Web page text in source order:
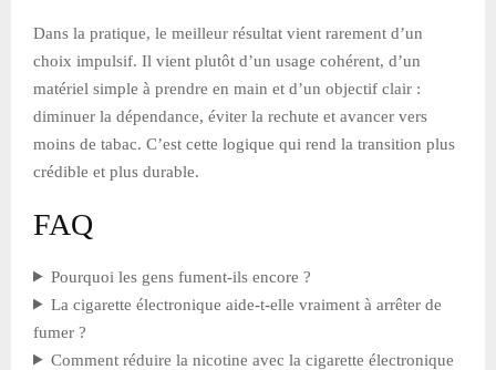
Dans la pratique, le meilleur résultat vient rarement d’un
choix impulsif. Il vient plutôt d’un usage cohérent, d’un
matériel simple à prendre en main et d’un objectif clair :
diminuer la dépendance, éviter la rechute et avancer vers
moins de tabac. C’est cette logique qui rend la transition plus
crédible et plus durable.
FAQ
Pourquoi les gens fument-ils encore ?
La cigarette électronique aide-t-elle vraiment à arrêter de
fumer ?
Comment réduire la nicotine avec la cigarette électronique